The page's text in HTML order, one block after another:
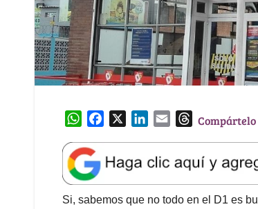
W
a
t
s
A
e
b
o
k
e
d
l
T
e
a
d
Compártelo
Si, sabemos que no todo en el D1 es